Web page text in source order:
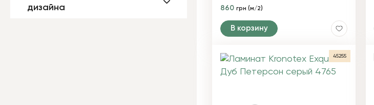
дизайна
860 грн (м/2)
В корзину
45255